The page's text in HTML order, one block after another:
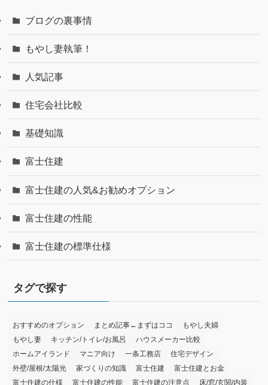
ブログの裏事情
もやし妻執筆！
人気記事
住宅会社比較
基礎知識
富士住建
富士住建の人気&お勧めオプション
富士住建の性能
富士住建の標準仕様
タグで探す
おすすめのオプション まとめ記事←まずはココ
もやし夫婦
もやし妻
キッチン/トイレ/お風呂
ハウスメーカー比較
ホームアイランド
マニア向け 一条工務店
住宅デザイン
外壁/屋根/太陽光
家づくりの知識 富士住建
富士住建とお金
富士住建の仕様
富士住建の性能 富士住建の注意点 床/窓/玄関/内装